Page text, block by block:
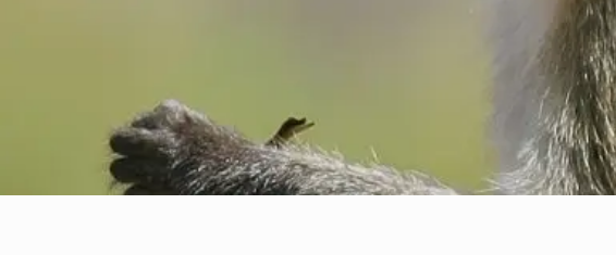
France (Français)
Deutschland (Deutsch)
Latvia (Latviešu)
Nederland (Nederlands)